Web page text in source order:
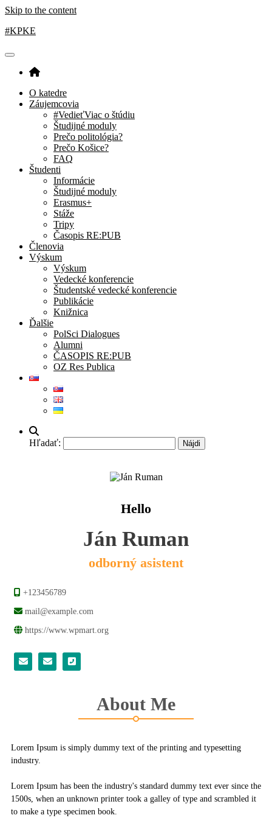
Skip to the content
#KPKE
O katedre
Záujemcovia
#VedieťViac o štúdiu
Študijné moduly
Prečo politológia?
Prečo Košice?
FAQ
Študenti
Informácie
Študijné moduly
Erasmus+
Stáže
Tripy
Časopis RE:PUB
Členovia
Výskum
Výskum
Vedecké konferencie
Študentské vedecké konferencie
Publikácie
Knižnica
Ďalšie
PolSci Dialogues
Alumni
ČASOPIS RE:PUB
OZ Res Publica
Hľadať:
Hello
Ján Ruman
odborný asistent
+123456789
mail@example.com
https://www.wpmart.org
About Me
Lorem Ipsum is simply dummy text of the printing and typesetting
industry.
Lorem Ipsum has been the industry's standard dummy text ever since the
1500s, when an unknown printer took a galley of type and scrambled it
to make a type specimen book.